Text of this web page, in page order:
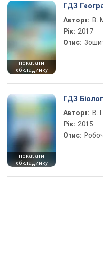
показати
обкладинку
ГДЗ
Автори: В.
Рік: 2017
Опис:
показати
обкладинку
ГДЗ
Автори: В.
Рік: 2015
Опис: